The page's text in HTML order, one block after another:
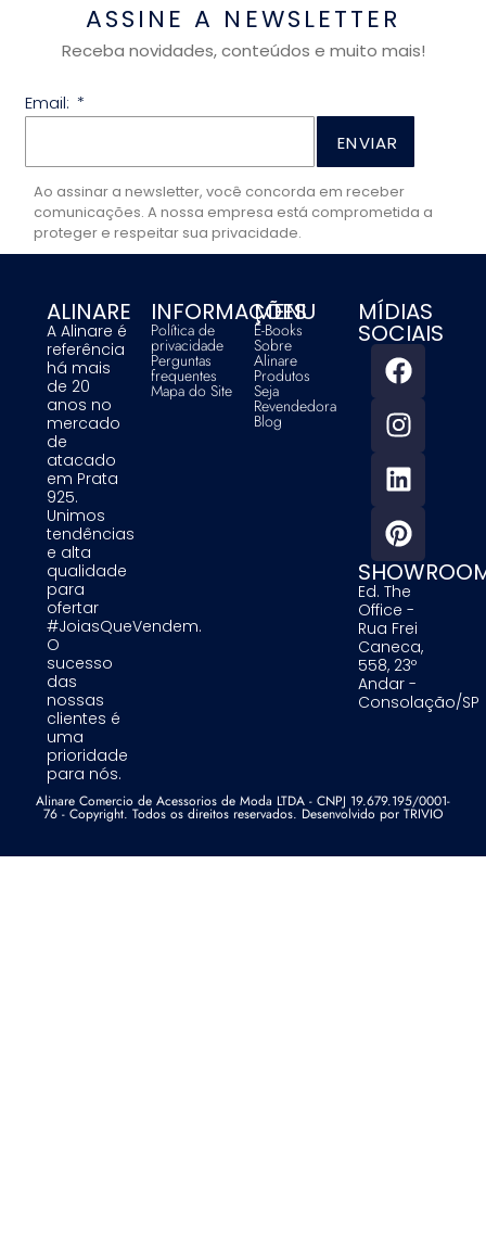
ASSINE A NEWSLETTER
Receba novidades, conteúdos e muito mais!
Email:
ENVIAR
Ao assinar a newsletter, você concorda em receber
comunicações. A nossa empresa está comprometida a
proteger e respeitar sua privacidade.
ALINARE
A Alinare é
referência
há mais
de 20
anos no
mercado
de
atacado
em Prata
925.
Unimos
tendências
e alta
qualidade
para
ofertar
#JoiasQueVendem.
O
sucesso
das
nossas
clientes é
uma
prioridade
para nós.
INFORMAÇÕES
Política de
privacidade
Perguntas
frequentes
Mapa do Site
MENU
E-Books
Sobre
Alinare
Produtos
Seja
Revendedora
Blog
MÍDIAS
SOCIAIS
Ed. The
Office -
Rua Frei
Caneca,
558, 23º
Andar -
Consolação/SP
Alinare Comercio de Acessorios de Moda LTDA - CNPJ 19.679.195/0001-
76 - Copyright. Todos os direitos reservados. Desenvolvido por TRIVIO